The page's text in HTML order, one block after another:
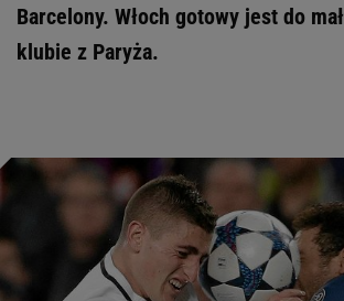
Barcelony. Włoch gotowy jest do
klubie z Paryża.